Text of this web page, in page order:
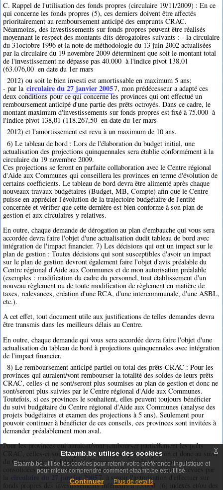
C. Rappel de l'utilisation des fonds propres (circulaire 19/11/2009) : En ce
qui concerne les fonds propres (5), ces derniers doivent être affectés
prioritairement au remboursement anticipé des emprunts CRAC.
Néanmoins, des investissements sur fonds propres peuvent être réalisés
moyennant le respect des montants dits dérogatoires suivants : - la circulaire
du 31octobre 1996 et la note de méthodologie du 13 juin 2002 actualisées
par la circulaire du 19 novembre 2009 déterminent que soit le montant total
de l'investissement ne dépasse pas 40.000  à l'indice pivot 138,01
(63.076,00  en date du 1er mars
2012) ou soit le bien investi est amortissable en maximum 5 ans;
- par la circulaire du 27 janvier 20057, mon prédécesseur a adapté ces
deux conditions pour ce qui concerne les provinces qui ont effectué un
remboursement anticipé d'une partie des prêts octroyés. Dans ce cadre, le
montant maximum d'investissements sur fonds propres est fixé à 75.000  à
l'indice pivot 138,01 (118.267,50  en date du 1er mars
2012) et l'amortissement est revu à un maximum de 10 ans.
6) Le tableau de bord : Lors de l'élaboration du budget initial, une
actualisation des projections quinquennales sera établie conformément à la
circulaire du 19 novembre 2009.
Ces projections se feront en parfaite collaboration avec le Centre régional
d'Aide aux Communes qui conseillera les provinces en terme d'évolution de
certains coefficients. Le tableau de bord devra être alimenté après chaque
nouveaux travaux budgétaires (Budget, MB, Compte) afin que le Centre
puisse en apprécier l'évolution de la trajectoire budgétaire de l'entité
concernée et vérifier que cette dernière est bien conforme à son plan de
gestion et aux circulaires y relatives.
En outre, chaque demande de dérogation au plan d'embauche qui vous sera
accordée devra faire l'objet d'une actualisation dudit tableau de bord avec
intégration de l'impact financier. 7) Les décisions qui ont un impact sur le
plan de gestion : Toutes décisions qui sont susceptibles d'avoir un impact
sur le plan de gestion devront également faire l'objet d'avis préalable du
Centre régional d'Aide aux Communes et de mon autorisation préalable
(exemples : modification du cadre du personnel, tout établissement d'un
nouveau règlement ou de toute modification de règlement en matière de
taxes, redevances, création d'une RCA, d'une intercommunale, d'une ASBL,
etc.).
A cet effet, tout document utile aux justifications de telles demandes devra
être transmis dans les meilleurs délais au Centre.
En outre, chaque demande qui vous sera accordée devra faire l'objet d'une
actualisation du tableau de bord à projections quinquennales avec intégration
de l'impact financier.
8) Le remboursement anticipé partiel ou total des prêts CRAC : Pour les
provinces qui auraient/vont rembourser la totalité des soldes de leurs prêts
CRAC, celles-ci ne sont/seront plus soumises au plan de gestion et donc ne
sont/seront plus suivies par le Centre régional d'Aide aux Communes.
Toutefois, si ces provinces le souhaitent, elles peuvent toujours bénéficier
du suivi budgétaire du Centre régional d'Aide aux Communes (analyse des
projets budgétaires et examen des projections à 5 ans). Seulement pour
pouvoir continuer à bénéficier de ces conseils, ces provinces sont invitées à
demander préalablement mon aval.
Pour les provinces qui auraient/vont rembourser partiellement les prêts
CRAC, celles-ci sont toujours soumises au plan de gestion et donc au suivi
du Centre régional d'Aide aux Communes, de même que leurs entités
consolidées. Elles peuvent cependant bénéficier des conditions prévues par
la
circulaire du 27 janvier 20057, à savoir l'autorisation d'effectuer sur
fonds propres des investissements inférieurs à 75.000  (6) indexés et/ou des
Etaamb.be utilise des cookies
Etaamb.be utilise les cookies pour retenir votre préférence linguistique et
pour mieux comprendre comment etaamb.be est utilisé.
Continuer Plus de details
x